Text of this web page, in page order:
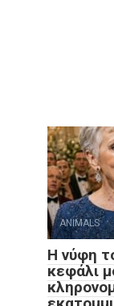
ANIMALS
Η νύφη
κεφάλι